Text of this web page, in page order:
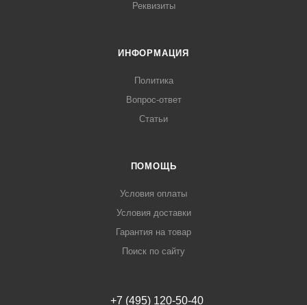
Реквизиты
ИНФОРМАЦИЯ
Политика
Вопрос-ответ
Статьи
ПОМОЩЬ
Условия оплаты
Условия доставки
Гарантия на товар
Поиск по сайту
+7 (495) 120-50-40